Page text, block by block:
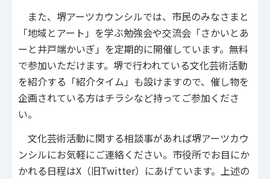
また、堺アーツカウンシルでは、市民のみなさまと
「地域とアート」を学ぶ勉強会や交流会「さかいとあ
ーと井戸端かいぎ」を定期的に開催しています。無料
で参加いただけます。堺で行われている文化芸術活動
を紹介する「紹介タイム」も設けますので、催し物を
企画されている方はチラシなど持ってご参加くださ
い。
文化芸術活動に関する相談事があれば堺アーツカウ
ンシルにお気軽にご連絡ください。市役所でお目にか
かれる日程はX（旧Twitter）にあげています。上述の